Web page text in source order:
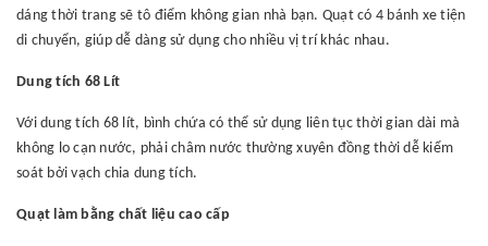
dáng thời trang sẽ tô điểm không gian nhà bạn. Quạt có 4 bánh xe tiện
di chuyển, giúp dễ dàng sử dụng cho nhiều vị trí khác nhau.
Dung tích 68 Lít
Với dung tích 68 lít, bình chứa có thể sử dụng liên tục thời gian dài mà
không lo cạn nước, phải châm nước thường xuyên đồng thời dễ kiểm
soát bởi vạch chia dung tích.
Quạt làm bằng chất liệu cao cấp